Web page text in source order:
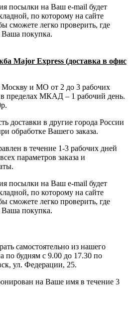
посылки на Ваш e-mail будет
по которому на сайте
сможете легко проверить, где
Ваша покупка.
Major Express (доставка в офис
Москву и МО от 2 до 3 рабочих
в пределах МКАД – 1 рабочий день.
доставки в другие города России
обработке Вашего заказа.
в течение 1-3 рабочих дней
параметров заказа и
посылки на Ваш e-mail будет
по которому на сайте
сможете легко проверить, где
Ваша покупка.
самостоятельно из нашего
по будням с 9.00 до 17.30 по
ул. Федерации, 25.
на Ваше имя в течение 3